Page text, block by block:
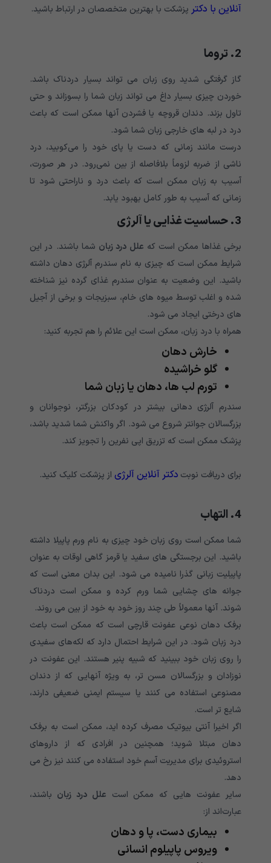
آنلاین با دکتر پزشکت با بهترین متخصصان در ارتباط باشید.
2. تروما
گاز گرفتگی شدید روی زبان می تواند بسیار دردناک باشد.
خوردن چیزی بسیار داغ می تواند زبان شما را بسوزاند و حتی
تاول بزند. دندان قروچه یا فشردن آنها ممکن است که باعث
درد در لبه های خارجی زبان شما شود.
درست مانند زمانی که دست یا پای خود را می‌کوبید، درد
ناشی از ضربه لزوماً بلافاصله از بین نمی‌رود. در هر صورت،
آسیب به زبان ممکن است که باعث درد و ناراحتی شود تا
زمانی که آسیب به طور کامل بهبود یابد.
3. حساسیت غذایی یا آلرژی
برخی غذاها ممکن است که علل درد زبان شما باشند. در این
شرایط ممکن است که چیزی به نام سندرم آلرژی دهان داشته
باشید. این وضعیت به عنوان سندرم غذای گرده نیز شناخته
شده و اغلب توسط میوه های خام، سبزیجات و برخی از آجیل
های درختی ایجاد می شود.
همراه با درد زبان، ممکن است این علائم را هم تجربه کنید:
خارش دهان
گلو خراشیده
تورم لب ها، دهان یا زبان شما
سندرم آلرژی دهانی بیشتر در کودکان بزرگتر، نوجوانان و
بزرگسالان جوانتر شروع می شود. اگر واکنش شما شدید باشد،
پزشک ممکن است که تزریق اپی نفرین را تجویز کند.
برای دریافت نوبت دکتر آنلاین آلرژی از پزشکت کلیک کنید.
4. التهاب
شما ممکن است روی زبان خود چیزی به نام ورم پاپیلا داشته
باشید. این برجستگی های سفید یا قرمز گاهی اوقات به عنوان
پاپیلیت زبانی گذرا نامیده می شود. این بدان معنی است که
جوانه های چشایی شما ورم کرده و ممکن است دردناک
شوند. آنها معمولاً طی چند روز خود به خود از بین می روند.
برفک دهان نوعی عفونت قارچی است که ممکن است باعث
درد زبان شود. در این شرایط احتمال دارد که لکه‌های سفیدی
را روی زبان خود ببینید که شبیه پنیر هستند. این عفونت در
نوزادان و بزرگسالان مسن تر، به ویژه آنهایی که از دندان
مصنوعی استفاده می کنند یا سیستم ایمنی ضعیفی دارند،
شایع تر است.
اگر اخیرا آنتی بیوتیک مصرف کرده اید، ممکن است به برفک
دهان مبتلا شوید؛ همچنین در افرادی که از داروهای
استروئیدی برای مدیریت آسم خود استفاده می کنند نیز رخ می
دهد.
سایر عفونت هایی که ممکن است علل درد زبان باشند،
عبارت‌اند از:
بیماری دست، پا و دهان
ویروس پاپیلوم انسانی